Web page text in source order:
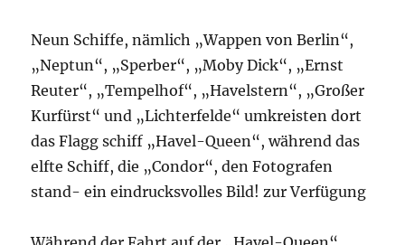
Neun Schiffe, nämlich „Wappen von Berlin“,
„Neptun“, „Sperber“, „Moby Dick“, „Ernst
Reuter“, „Tempelhof“, „Havelstern“, „Großer
Kurfürst“ und „Lichterfelde“ umkreisten dort
das Flagg schiff „Havel-Queen“, während das
elfte Schiff, die „Condor“, den Fotografen
stand- ein eindrucksvolles Bild! zur Verfügung